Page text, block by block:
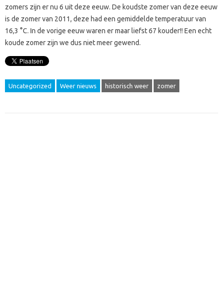
zomers zijn er nu 6 uit deze eeuw. De koudste zomer van deze eeuw
is de zomer van 2011, deze had een gemiddelde temperatuur van
16,3 °C. In de vorige eeuw waren er maar liefst 67 kouder!! Een echt
koude zomer zijn we dus niet meer gewend.
Uncategorized Weer nieuws historisch weer zomer